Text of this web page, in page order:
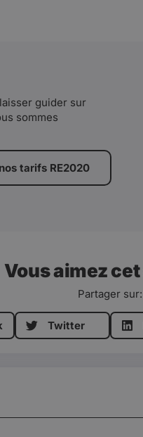
guider sur
sommes
tarifs RE2020
Vous aimez
Partager sur:
Twitter